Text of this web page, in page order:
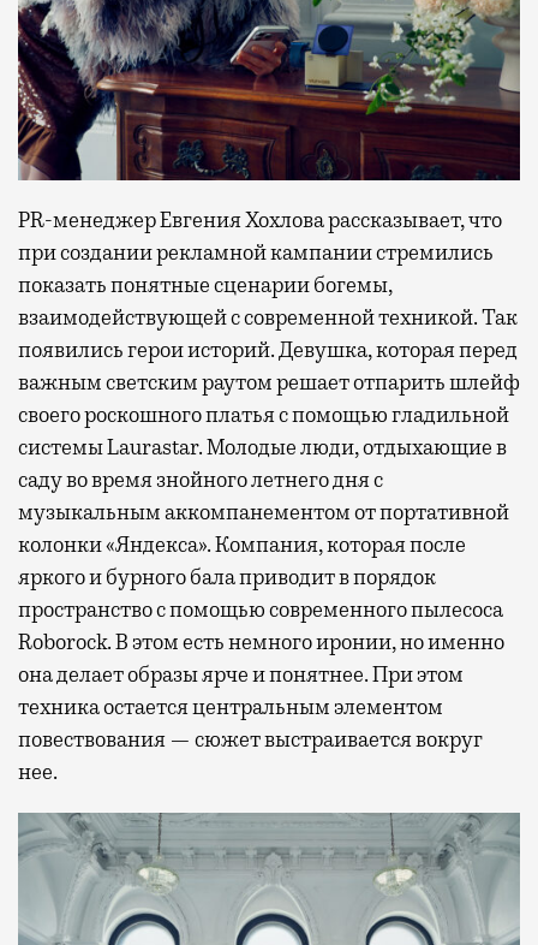
PR-менеджер Евгения Хохлова рассказывает, что
при создании рекламной кампании стремились
показать понятные сценарии богемы,
взаимодействующей с современной техникой. Так
появились герои историй. Девушка, которая перед
важным светским раутом решает отпарить шлейф
своего роскошного платья с помощью гладильной
системы Laurastar. Молодые люди, отдыхающие в
саду во время знойного летнего дня с
музыкальным аккомпанементом от портативной
колонки «Яндекса». Компания, которая после
яркого и бурного бала приводит в порядок
пространство с помощью современного пылесоса
Roborock. В этом есть немного иронии, но именно
она делает образы ярче и понятнее. При этом
техника остается центральным элементом
повествования — сюжет выстраивается вокруг
нее.